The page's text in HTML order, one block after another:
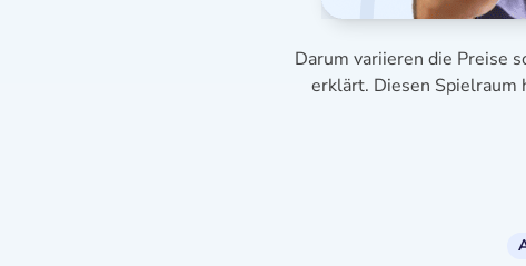
Darum variieren die Preise
erklärt. Diesen Spielraum